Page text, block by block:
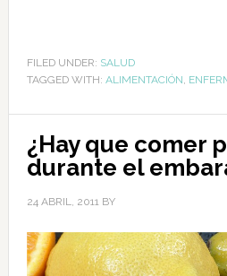
FILED UNDER: SALUD
TAGGED WITH: ALIMENTACIÓN
¿Hay que comer
durante el
24 ABRIL, 2011 BY